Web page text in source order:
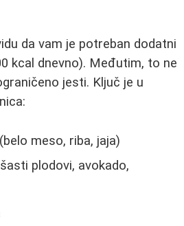
da vam je potreban dodatni
kcal dnevno). Međutim, to ne
jesti. Ključ je u
meso, riba, jaja)
plodovi, avokado,